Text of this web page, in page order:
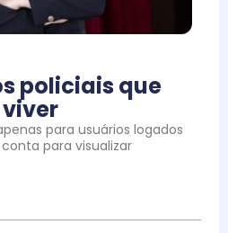
policiais que
para usuários logados
para visualizar